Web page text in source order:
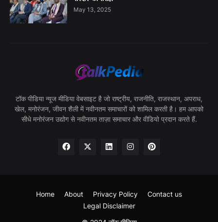
May 13, 2025
टॉक पीडिया न्यूज मीडिया वेबसाइट है जो राष्ट्रीय, राजनीति, राजस्थान, अपराध,
खेल, मनोरंजन, जीवन शैली में नवीनतम समाचारों को शामिल करती है। हम आपको
सीधे मनोरंजन उद्योग से नवीनतम ताज़ा समाचार और वीडियो प्रदान करते हैं.
Home About Privacy Policy
Contact us
Legal Disclaimer